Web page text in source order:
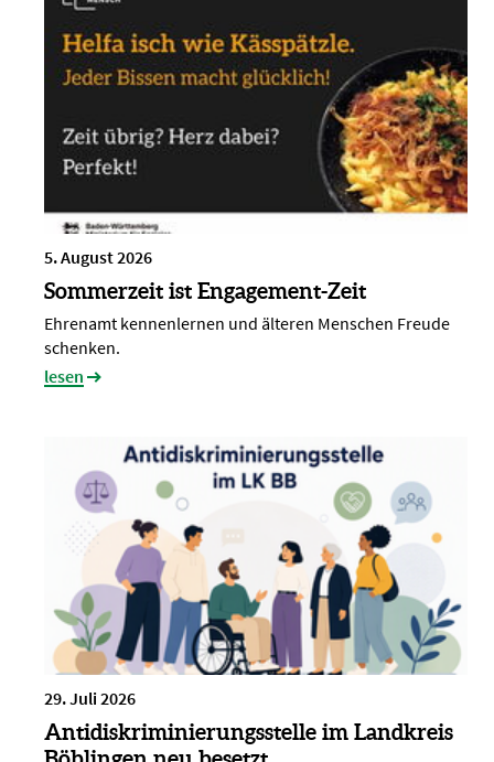
5. August 2026
Sommerzeit ist Engagement-Zeit
Ehrenamt kennenlernen und älteren Menschen Freude
schenken.
lesen
29. Juli 2026
Antidiskriminierungsstelle im Landkreis